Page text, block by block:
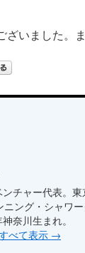
いました。
チャー代表。
ング・シャワ
奈川生まれ。
べて表示 →